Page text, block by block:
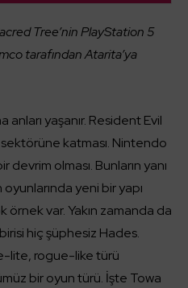
Tree’nin PlayStation 5
tarafından Atarita’ya
anları yaşanır. Resident Evil
sektörüne katması. Nintendo
olması. Bunların yanı
oyunlarında yeni bir yapı
örnek var. Yakın zamanda da
hiç şüphesiz Hades.
lite, rogue-like türü
bir oyun türü. İşte Towa